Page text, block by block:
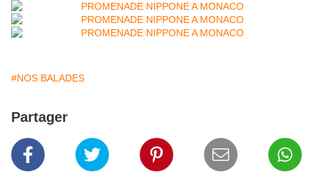
#NOS BALADES
Partager